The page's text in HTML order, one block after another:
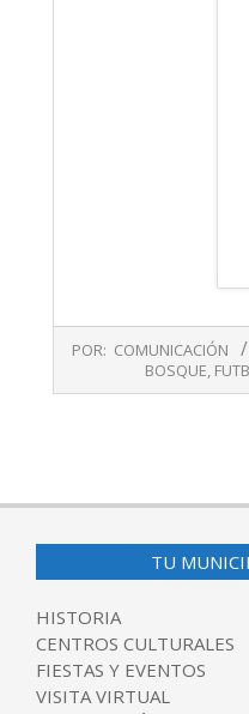
04-
26
POR: COMUNICACIÓN
BOSQUE,
TU
HISTORIA
CENTROS CULTURALES
FIESTAS Y EVENTOS
VISITA VIRTUAL